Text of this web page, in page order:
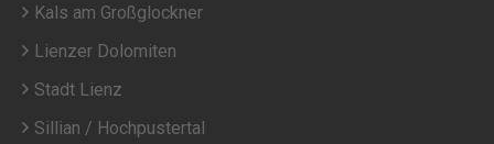
Kals am Großglockner
Lienzer Dolomiten
Stadt Lienz
Sillian / Hochpustertal